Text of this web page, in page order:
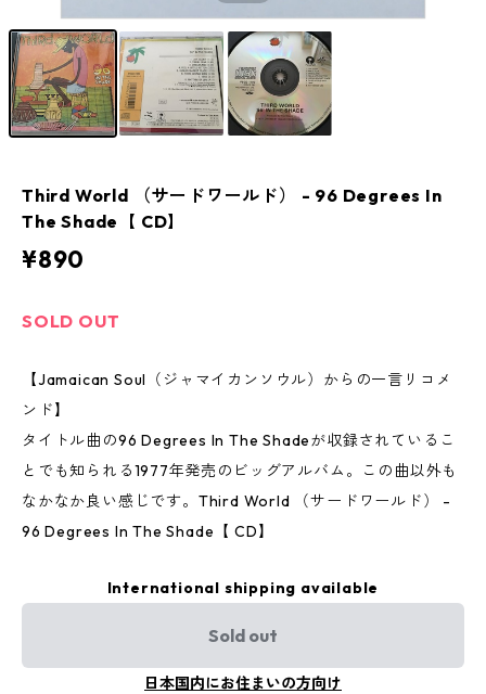
Third World （サードワールド） - 96 Degrees In
The Shade【 CD】
¥890
SOLD OUT
【Jamaican Soul（ジャマイカンソウル）からの一言リコメ
ンド】
タイトル曲の96 Degrees In The Shadeが収録されているこ
とでも知られる1977年発売のビッグアルバム。この曲以外も
なかなか良い感じです。Third World （サードワールド） -
96 Degrees In The Shade【 CD】
International shipping available
Sold out
日本国内にお住まいの方向け